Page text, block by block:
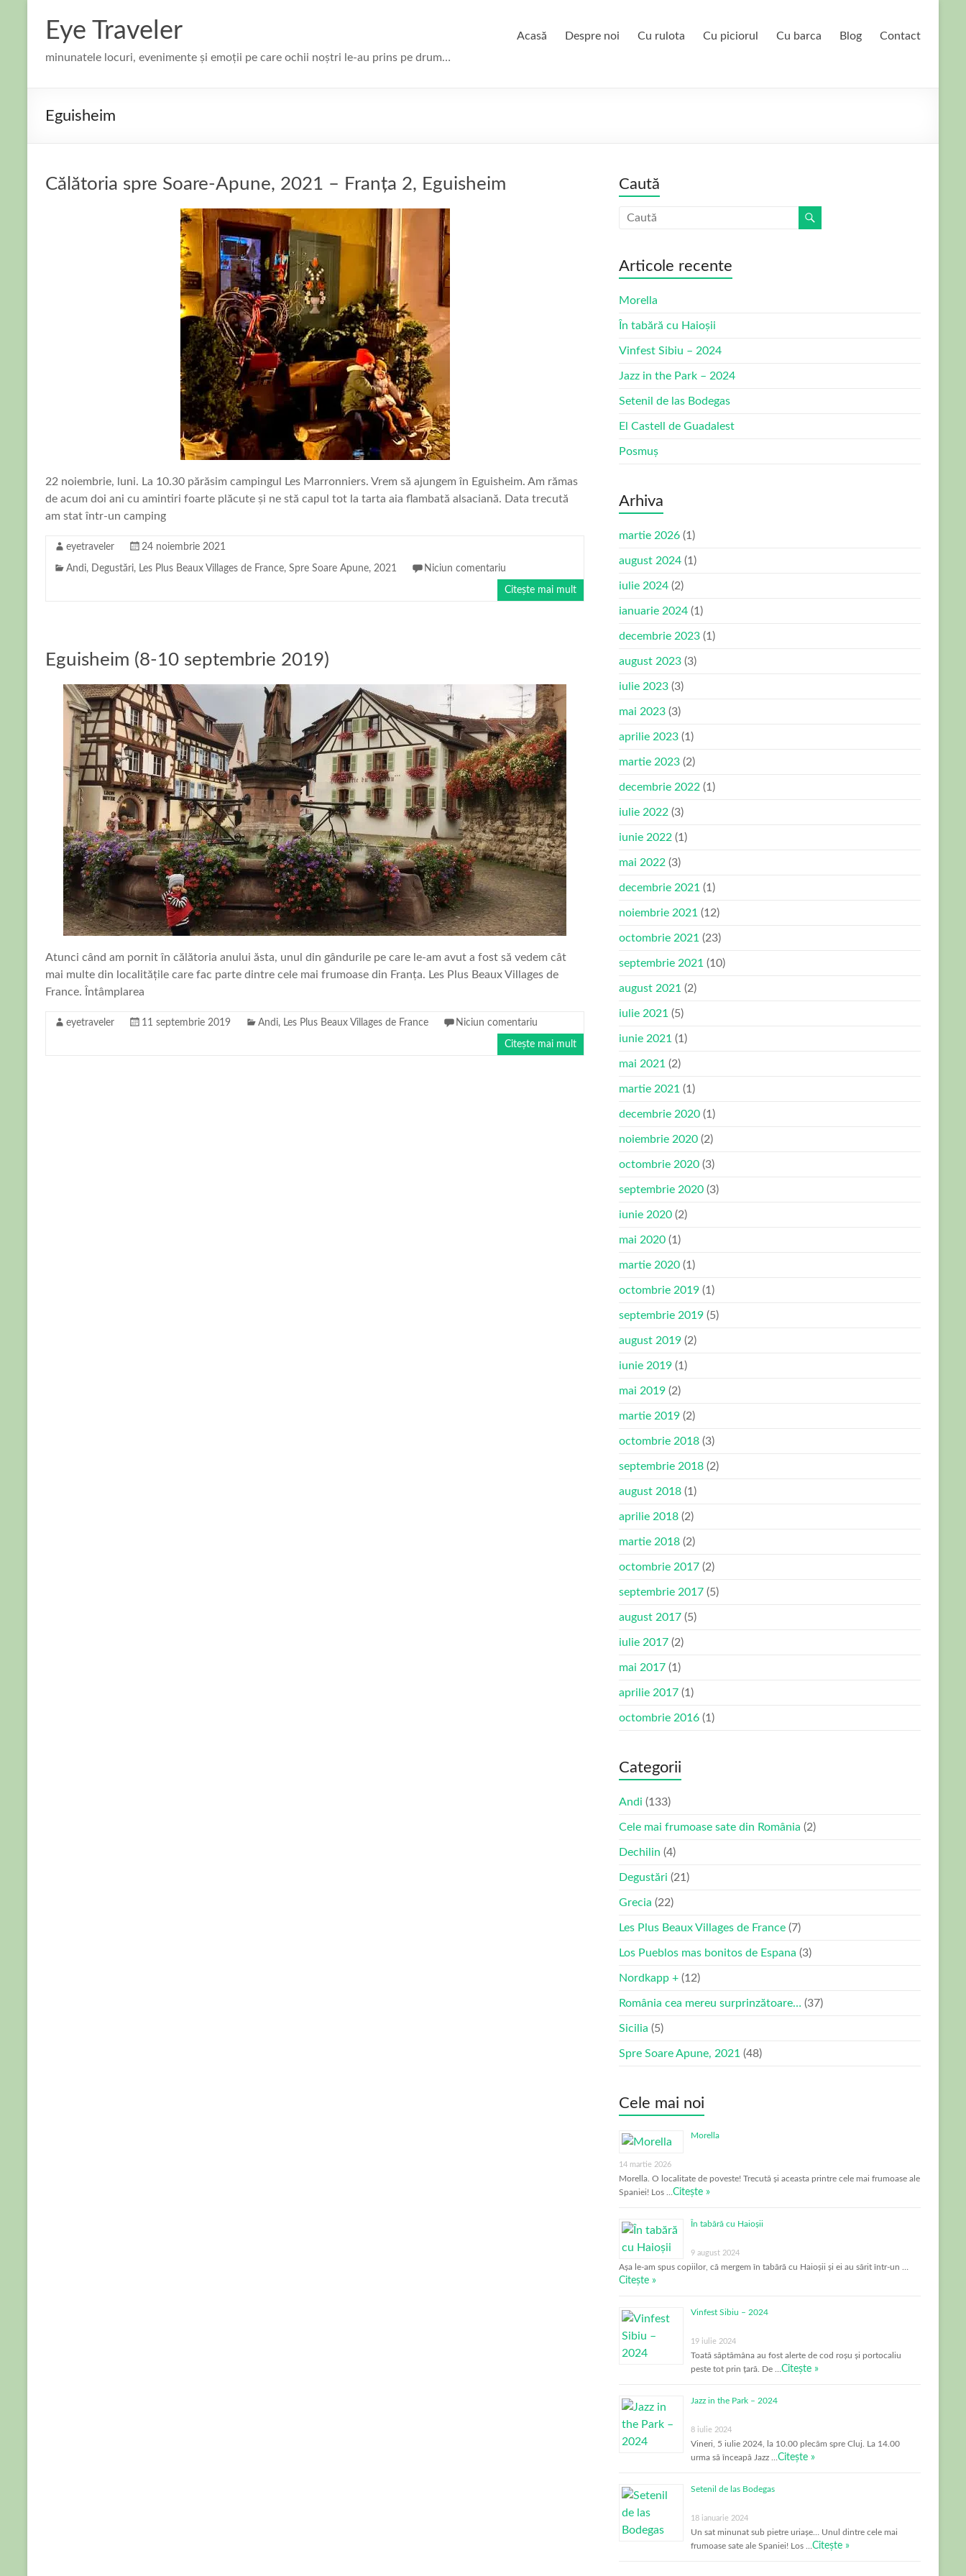
contentEye Traveler
minunatele locuri, evenimente și emoții pe care ochii noștri le-au prins pe drum…
Acasă Despre noi Cu rulota Cu piciorul Cu barca Blog Contact
Eguisheim
Călătoria spre Soare-Apune, 2021 – Franța 2, Eguisheim
22 noiembrie, luni. La 10.30 părăsim campingul Les Marronniers. Vrem să ajungem în Eguisheim. Am rămas
de acum doi ani cu amintiri foarte plăcute și ne stă capul tot la tarta aia flambată alsaciană. Data trecută
am stat într-un camping
eyetraveler 24 noiembrie 2021
Andi, Degustări, Les Plus Beaux Villages de France, Spre Soare Apune, 2021 Niciun comentariu
Citește mai mult
Eguisheim (8-10 septembrie 2019)
Atunci când am pornit în călătoria anului ăsta, unul din gândurile pe care le-am avut a fost să vedem cât
mai multe din localitățile care fac parte dintre cele mai frumoase din Franța. Les Plus Beaux Villages de
France. Întâmplarea
eyetraveler 11 septembrie 2019 Andi, Les Plus Beaux Villages de France Niciun comentariu
Citește mai mult
Caută
Articole recente
Morella
În tabără cu Haioșii
Vinfest Sibiu – 2024
Jazz in the Park – 2024
Setenil de las Bodegas
El Castell de Guadalest
Posmuș
Arhiva
martie 2026 (1)
august 2024 (1)
iulie 2024 (2)
ianuarie 2024 (1)
decembrie 2023 (1)
august 2023 (3)
iulie 2023 (3)
mai 2023 (3)
aprilie 2023 (1)
martie 2023 (2)
decembrie 2022 (1)
iulie 2022 (3)
iunie 2022 (1)
mai 2022 (3)
decembrie 2021 (1)
noiembrie 2021 (12)
octombrie 2021 (23)
septembrie 2021 (10)
august 2021 (2)
iulie 2021 (5)
iunie 2021 (1)
mai 2021 (2)
martie 2021 (1)
decembrie 2020 (1)
noiembrie 2020 (2)
octombrie 2020 (3)
septembrie 2020 (3)
iunie 2020 (2)
mai 2020 (1)
martie 2020 (1)
octombrie 2019 (1)
septembrie 2019 (5)
august 2019 (2)
iunie 2019 (1)
mai 2019 (2)
martie 2019 (2)
octombrie 2018 (3)
septembrie 2018 (2)
august 2018 (1)
aprilie 2018 (2)
martie 2018 (2)
octombrie 2017 (2)
septembrie 2017 (5)
august 2017 (5)
iulie 2017 (2)
mai 2017 (1)
aprilie 2017 (1)
octombrie 2016 (1)
Categorii
Andi (133)
Cele mai frumoase sate din România (2)
Dechilin (4)
Degustări (21)
Grecia (22)
Les Plus Beaux Villages de France (7)
Los Pueblos mas bonitos de Espana (3)
Nordkapp + (12)
România cea mereu surprinzătoare… (37)
Sicilia (5)
Spre Soare Apune, 2021 (48)
Cele mai noi
Morella
14 martie 2026
Morella. O localitate de poveste! Trecută și aceasta printre cele mai frumoase ale
Spaniei! Los … Citește »
În tabără cu Haioșii
9 august 2024
Așa le-am spus copiilor, că mergem în tabără cu Haioșii și ei au sărit într-un …
Citește »
Vinfest Sibiu – 2024
19 iulie 2024
Toată săptămâna au fost alerte de cod roșu și portocaliu
peste tot prin țară. De … Citește »
Jazz in the Park – 2024
8 iulie 2024
Vineri, 5 iulie 2024, la 10.00 plecăm spre Cluj. La 14.00
urma să înceapă Jazz … Citește »
Setenil de las Bodegas
18 ianuarie 2024
Un sat minunat sub pietre uriașe… Unul dintre cele mai
frumoase sate ale Spaniei! Los … Citește »